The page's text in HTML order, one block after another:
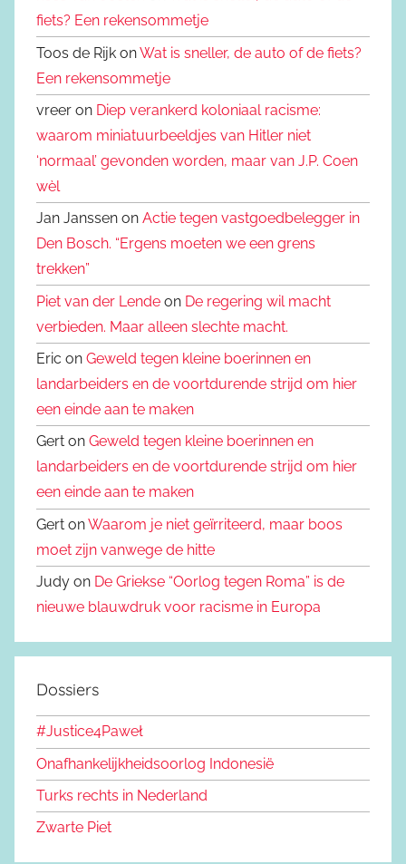
fiets? Een rekensommetje
Toos de Rijk onWat is sneller, de auto of de fiets?
Een rekensommetje
vreer on Diep verankerd koloniaal racisme:
waarom miniatuurbeeldjes van Hitler niet
‘normaal’ gevonden worden, maar van J.P. Coen
wèl
Jan Janssen on Actie tegen vastgoedbelegger in
Den Bosch. “Ergens moeten we een grens
trekken”
Piet van der Lende on De regering wil macht
verbieden. Maar alleen slechte macht.
Eric on Geweld tegen kleine boerinnen en
landarbeiders en de voortdurende strijd om hier
een einde aan te maken
Gert on Geweld tegen kleine boerinnen en
landarbeiders en de voortdurende strijd om hier
een einde aan te maken
Gert onWaarom je niet geïrriteerd, maar boos
moet zijn vanwege de hitte
Judy on De Griekse “Oorlog tegen Roma” is de
nieuwe blauwdruk voor racisme in Europa
Dossiers
#Justice4Paweł
Onafhankelijkheidsoorlog Indonesië
Turks rechts in Nederland
Zwarte Piet